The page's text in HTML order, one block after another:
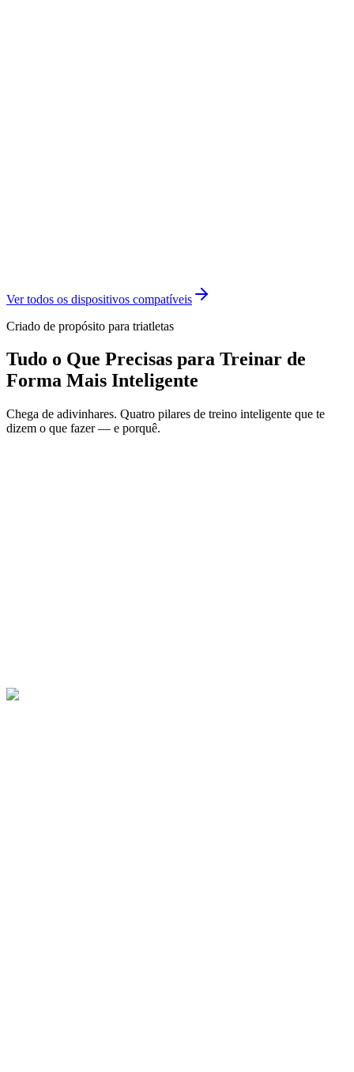
Ver todos os dispositivos compatíveis
Criado de propósito para triatletas
Tudo o Que Precisas para Treinar de
Forma Mais Inteligente
Chega de adivinhares. Quatro pilares de treino inteligente que te
dizem o que fazer — e porquê.